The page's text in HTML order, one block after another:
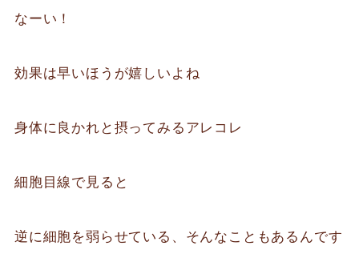
なーい！
効果は早いほうが嬉しいよね
身体に良かれと摂ってみるアレコレ
細胞目線で見ると
逆に細胞を弱らせている、そんなこともあるんです